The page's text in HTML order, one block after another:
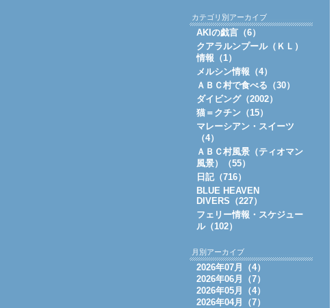
カテゴリ別アーカイブ
AKIの戯言（6）
クアラルンプール（ＫＬ）
情報（1）
メルシン情報（4）
ＡＢＣ村で食べる（30）
ダイビング（2002）
猫＝クチン（15）
マレーシアン・スイーツ
（4）
ＡＢＣ村風景（ティオマン
風景）（55）
日記（716）
BLUE HEAVEN
DIVERS（227）
フェリー情報・スケジュー
ル（102）
月別アーカイブ
2026年07月（4）
2026年06月（7）
2026年05月（4）
2026年04月（7）